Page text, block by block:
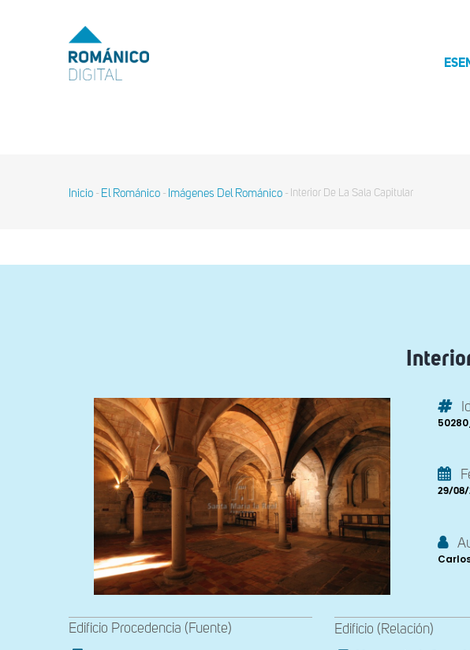
MENU
TOP
Sobrescribir
Inicio - El Románico - Imágenes Del Románico - Interior De La Sala Capitular
29/08/
Edificio Procedencia (Fuente) Edificio (Relación)